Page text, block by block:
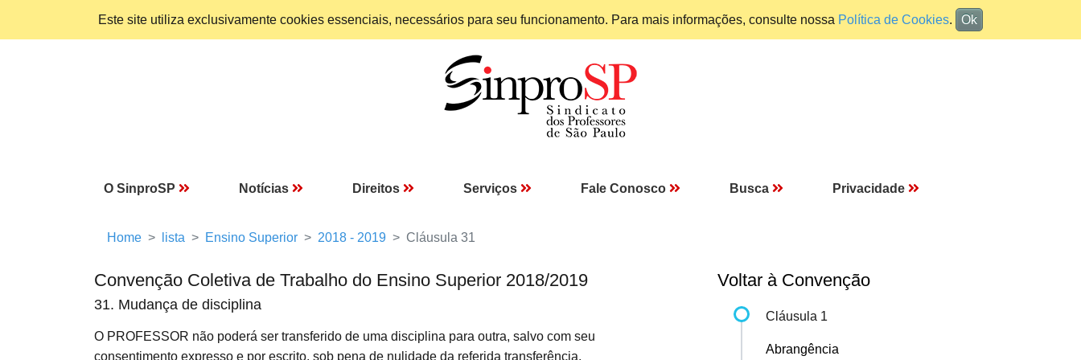
Este site utiliza exclusivamente cookies essenciais, necessários para seu funcionamento. Para mais informações, consulte nossa Política de Cookies. Ok
O SinproSP Notícias Direitos Serviços Fale Conosco Busca Privacidade
Home lista Ensino Superior 2018 - 2019 Cláusula 31
Convenção Coletiva de Trabalho do Ensino Superior 2018/2019
31. Mudança de disciplina
O PROFESSOR não poderá ser transferido de uma disciplina para outra, salvo com seu
consentimento expresso e por escrito, sob pena de nulidade da referida transferência.
Voltar à Convenção
Cláusula 1
Abrangência